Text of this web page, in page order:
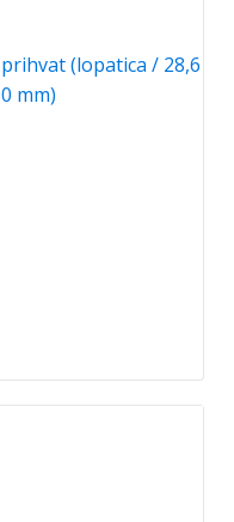
(lopatica / 28,6
mm)